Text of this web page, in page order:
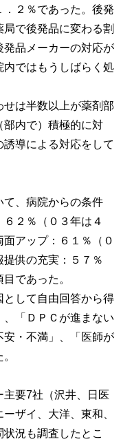
２％であった。後発
で後発品に変わる割
品メーカーの対応が
ではもうしばらく処
は半数以上が薬剤部
部内で）積極的に対
導による対応をして
て、病院からの条件
２％（０３年は４
アップ：６１％（０
提供の充実：５７％
であった。
して自由回答から得
「ＤＰＣが進まない
安・不満」、「医師が
要7社（沢井、日医
ザイ、大洋、東和、
況も調査したとこ